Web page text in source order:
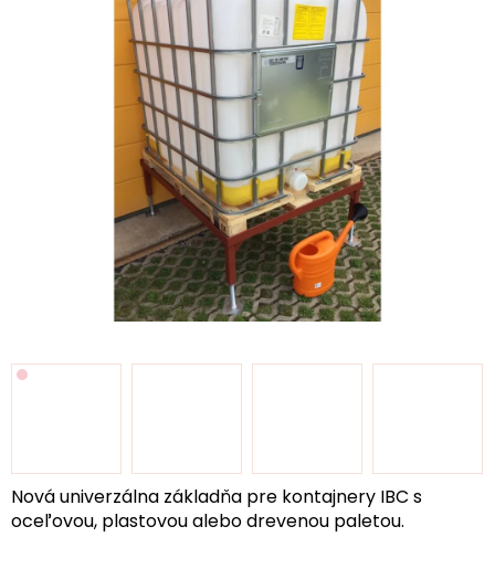
Nová univerzálna základňa pre kontajnery IBC s
oceľovou, plastovou alebo drevenou paletou.